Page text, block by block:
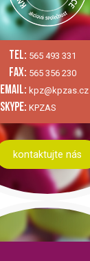
tel: 565 493 331
fax: 565 356 230
email: kpz@kpzas.cz
skype: KPZAS
kontaktujte nás